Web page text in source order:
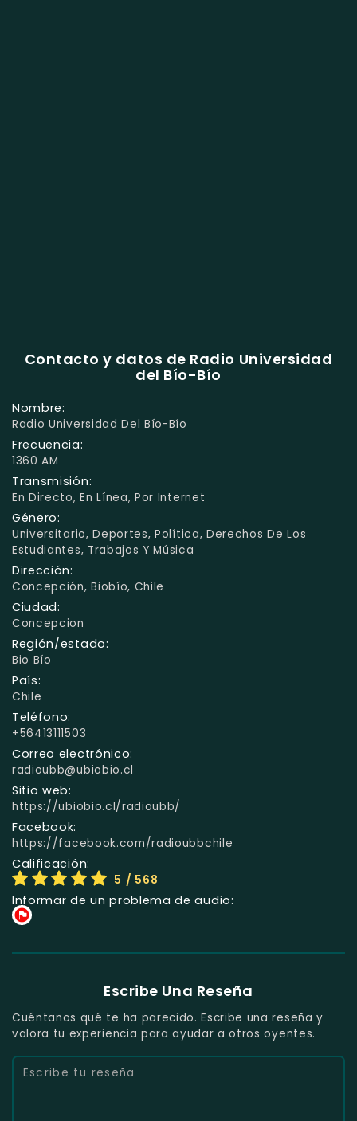
Contacto y datos de Radio Universidad
del Bío-Bío
Nombre:
Radio Universidad Del Bío-Bío
Frecuencia:
1360 AM
Transmisión:
En Directo, En Línea, Por Internet
Género:
Universitario, Deportes, Política, Derechos De Los
Estudiantes, Trabajos Y Música
Dirección:
Concepción, Biobío, Chile
Ciudad:
Concepcion
Región/estado:
Bio Bío
País:
Chile
Teléfono:
+56413111503
Correo electrónico:
radioubb@ubiobio.cl
Sitio web:
https://ubiobio.cl/radioubb/
Facebook:
https://facebook.com/radioubbchile
Calificación:
5 / 568
Informar de un problema de audio:
Escribe Una Reseña
Cuéntanos qué te ha parecido. Escribe una reseña y
valora tu experiencia para ayudar a otros oyentes.